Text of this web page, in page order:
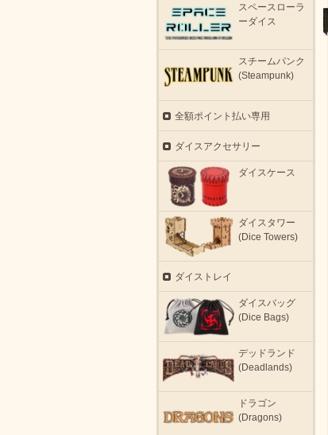
スペースローラ
ーダイス
スチームパンク
(Steampunk)
全額ポイント払い専用
ダイスアクセサリー
ダイスケース
ダイスタワー
(Dice Towers)
ダイストレイ
ダイスバッグ
(Dice Bags)
デッドランド
(Deadlands)
ドラゴン
(Dragons)